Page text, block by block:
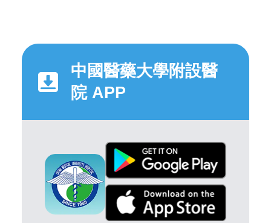
中國醫藥大學附設醫
院 APP